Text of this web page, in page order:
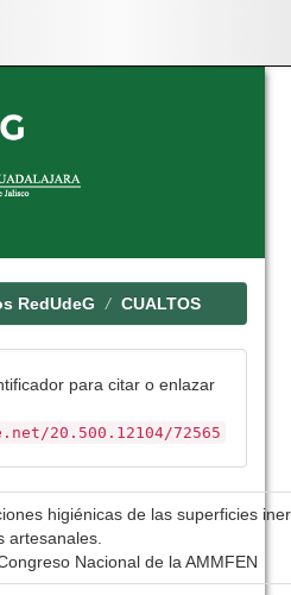
RedUdeG CUALTOS
para citar o enlazar
20.500.12104/72565
higiénicas de las superficies
artesanales.
Nacional de la AMMFEN